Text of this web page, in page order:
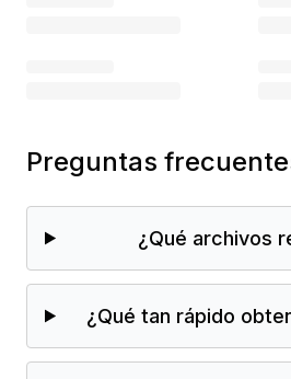
Preguntas
¿Qué archivos
¿Qué tan rápido